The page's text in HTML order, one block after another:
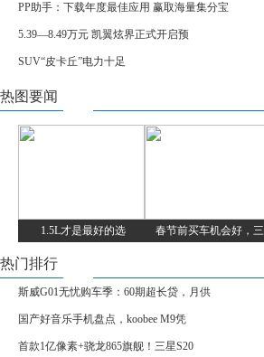
PP助手：下载年度最佳应用 赢取海量集分宝
5.39—8.49万元 凯翼炫界正式开启预
SUV“皮卡丘”电力十足
热图要闻
1.5L才是最好的选 春节前买车机会好，三
热门排行
斯威G01无忧购车季：60期超长贷，月供
国产好音乐手机盘点，koobee M9凭
首款1亿像素+骁龙865旗舰！三星S20